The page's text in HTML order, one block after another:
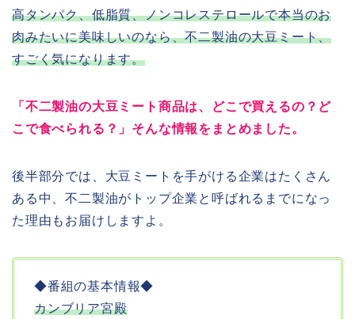
高タンパク、低脂質、ノンコレステロールで本当のお
肉みたいに美味しいのなら、不二製油の大豆ミート、
すごく気になります。
「不二製油の大豆ミート商品は、どこで買えるの？ど
こで食べられる？」そんな情報をまとめました。
後半部分では、大豆ミートを手がける企業はたくさん
ある中、不二製油がトップ企業と呼ばれるまでになっ
た理由もお届けしますよ。
◆番組の基本情報◆
カンブリア宮殿